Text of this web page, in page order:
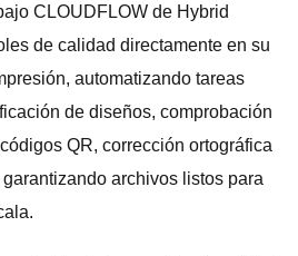
CLOUDFLOW de Hybrid
de calidad directamente en su
automatizando tareas
de diseños, comprobación
QR, corrección ortográfica
archivos listos para